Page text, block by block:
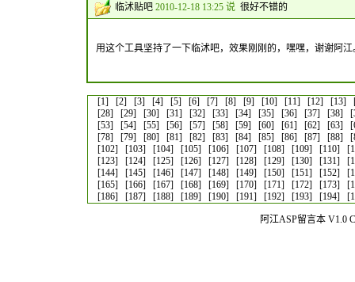
临沭贴吧 2010-12-18 13:25 说 很好不错的
用这个工具坚持了一下临沭吧，效果刚刚的，嘿嘿，谢谢阿江
[1] [2] [3] [4] [5] [6] [7] [8] [9] [10] [11] [12] [13]
[28]
[29] [30] [31] [32] [33] [34] [35] [36] [37] [38]
[53]
[54] [55] [56] [57] [58] [59] [60] [61] [62] [63]
[78]
[79] [80] [81] [82] [83] [84] [85] [86] [87] [88]
[102]
[103] [104] [105] [106] [107] [108] [109] [110]
[123]
[124] [125] [126] [127] [128] [129] [130] [131]
[144]
[145] [146] [147] [148] [149] [150] [151] [152]
[165]
[166] [167] [168] [169] [170] [171] [172] [173]
[186]
[187] [188] [189] [190] [191] [192] [193] [194]
阿江ASP留言本 V1.0